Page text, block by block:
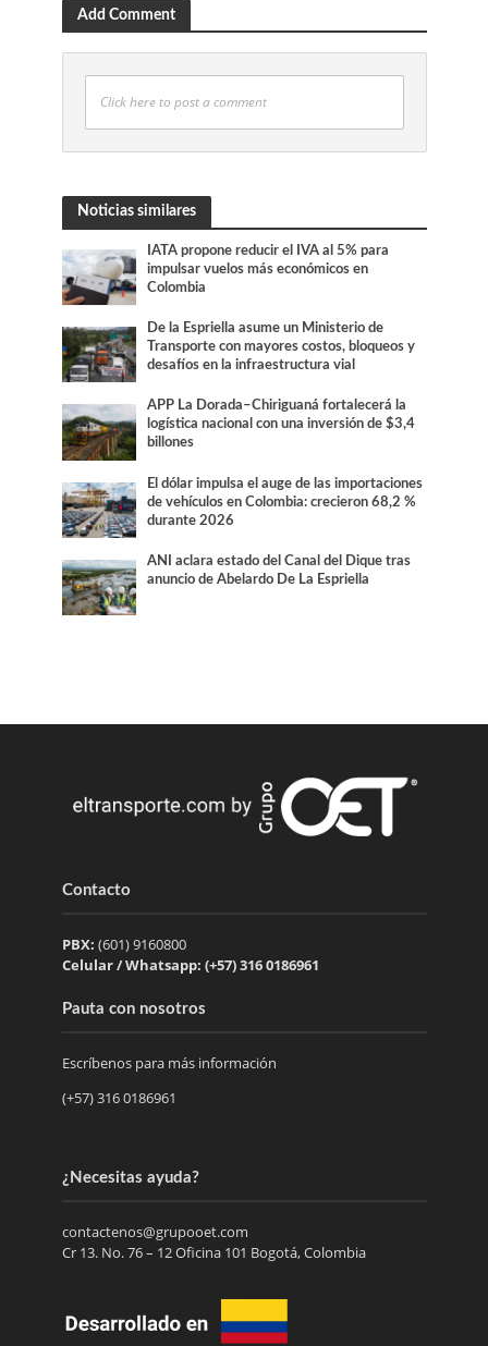
Add Comment
Click here to post a comment
Noticias similares
IATA propone reducir el IVA al 5% para
impulsar vuelos más económicos en
Colombia
De la Espriella asume un Ministerio de
Transporte con mayores costos, bloqueos y
desafíos en la infraestructura vial
APP La Dorada–Chiriguaná fortalecerá la
logística nacional con una inversión de $3,4
billones
El dólar impulsa el auge de las importaciones
de vehículos en Colombia: crecieron 68,2 %
durante 2026
ANI aclara estado del Canal del Dique tras
anuncio de Abelardo De La Espriella
Contacto
PBX: (601) 9160800
Celular / Whatsapp: (+57) 316 0186961
Pauta con nosotros
Escríbenos para más información
(+57) 316 0186961
¿Necesitas ayuda?
contactenos@grupooet.com
Cr 13. No. 76 – 12 Oficina 101 Bogotá, Colombia